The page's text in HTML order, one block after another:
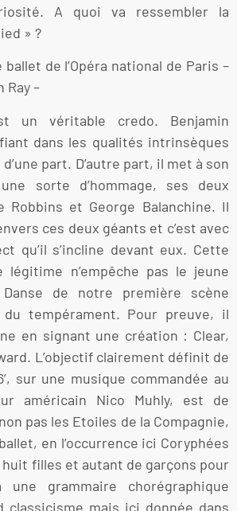
A quoi va ressembler la
» ?
de l’Opéra national de Paris –
Ray –
un véritable credo. Benjamin
dans les qualités intrinsèques
part. D’autre part, il met à son
sorte d’hommage, ses deux
Robbins et George Balanchine. Il
ces deux géants et c’est avec
qu’il s’incline devant eux. Cette
légitime n’empêche pas le jeune
de notre première scène
du tempérament. Pour preuve, il
en signant une création : Clear,
L’objectif clairement définit de
sur une musique commandée au
américain Nico Muhly, est de
pas les Etoiles de la Compagnie,
en l’occurrence ici Coryphées
filles et autant de garçons pour
grammaire chorégraphique
classicisme mais ici donnée dans